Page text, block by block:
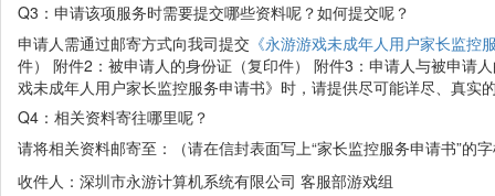
Q3：申请该项服务时需要提交哪些资料呢？如何提交呢？
申请人需通过邮寄方式向我司提交 《永游游戏未成年人用户家长监控
件） 附件2：被申请人的身份证（复印件） 附件3：申请人与被申请
戏未成年人用户家长监控服务申请书》时，请提供尽可能详尽、真实
Q4：相关资料寄往哪里呢？
请将相关资料邮寄至：（请在信封表面写上“家长监控服务申请书”的
收件人：深圳市永游计算机系统有限公司 客服部游戏组